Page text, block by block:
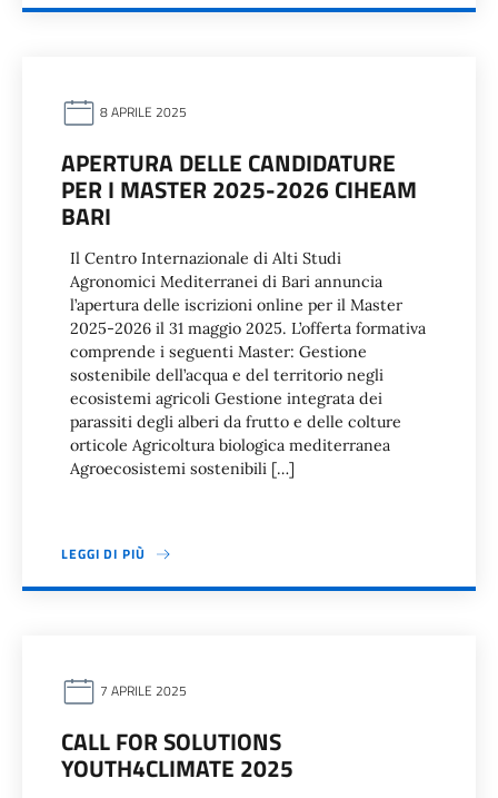
8 APRILE 2025
APERTURA DELLE CANDIDATURE
PER I MASTER 2025-2026 CIHEAM
BARI
Il Centro Internazionale di Alti Studi
Agronomici Mediterranei di Bari annuncia
l’apertura delle iscrizioni online per il Master
2025-2026 il 31 maggio 2025. L’offerta formativa
comprende i seguenti Master: Gestione
sostenibile dell’acqua e del territorio negli
ecosistemi agricoli Gestione integrata dei
parassiti degli alberi da frutto e delle colture
orticole Agricoltura biologica mediterranea
Agroecosistemi sostenibili […]
LEGGI DI PIÙ
7 APRILE 2025
CALL FOR SOLUTIONS
YOUTH4CLIMATE 2025